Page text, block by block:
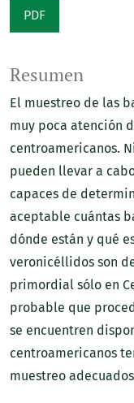
PDF
Resumen
El muestreo de las
muy poca atención
centroamericanos.
pueden llevar a
capaces de
aceptable cuántas
dónde están y qué
veronicéllidos son
primordial sólo en
probable que
se encuentren
centroamericanos
muestreo